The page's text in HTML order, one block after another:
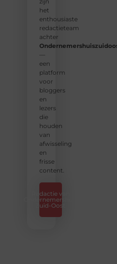
het
enthousiaste
redactieteam
achter
—
een
platform
voor
bloggers
en
lezers
die
houden
van
afwisseling
en
frisse
content.
Redactie van
Ondernemershuis
Zuid-Oost